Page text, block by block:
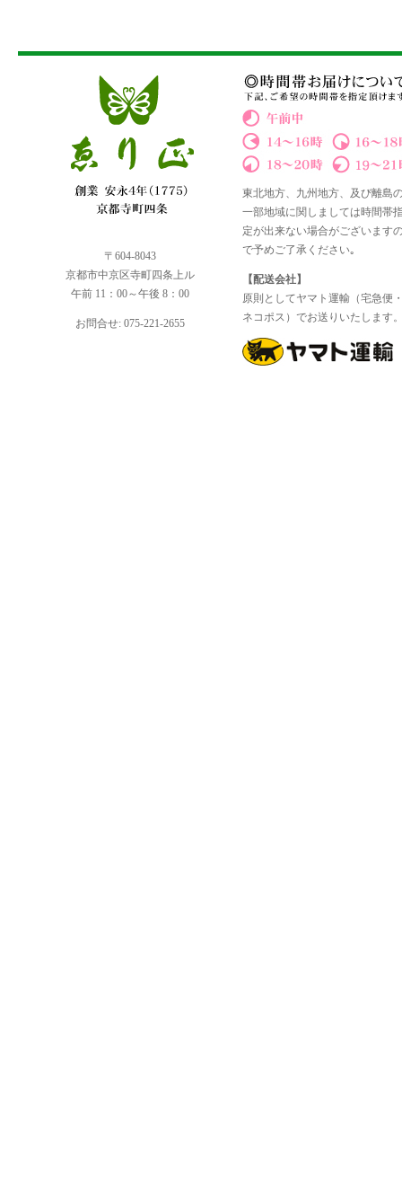
〒604-8043
京都市中京区寺町四条上ル
午前 11：00～午後 8：00
お問合せ: 075-221-2655
東北地方、九州地方、及び離島
一部地域に関しましては時間帯
定が出来ない場合がございます
で予めご了承ください｡
【配送会社】
原則としてヤマト運輸（宅急便
ネコポス）でお送りいたします